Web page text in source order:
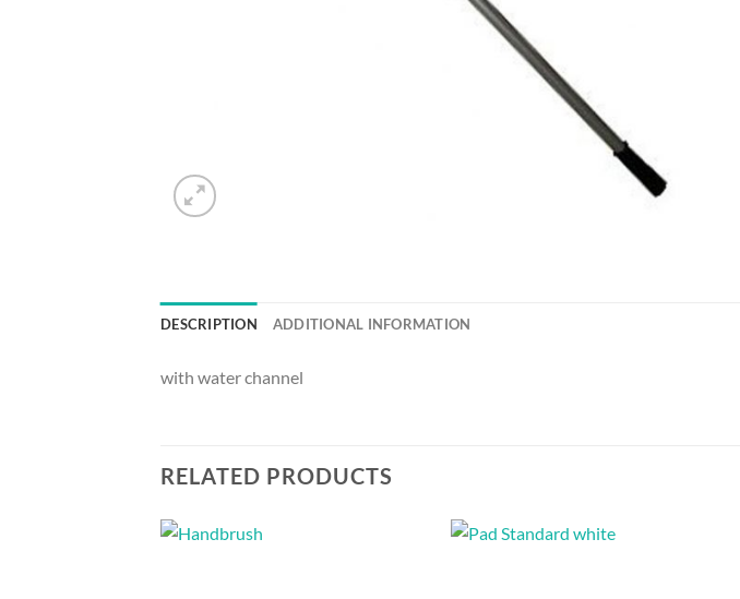
DESCRIPTION ADDITIONAL INFORMATION
with water channel
RELATED PRODUCTS